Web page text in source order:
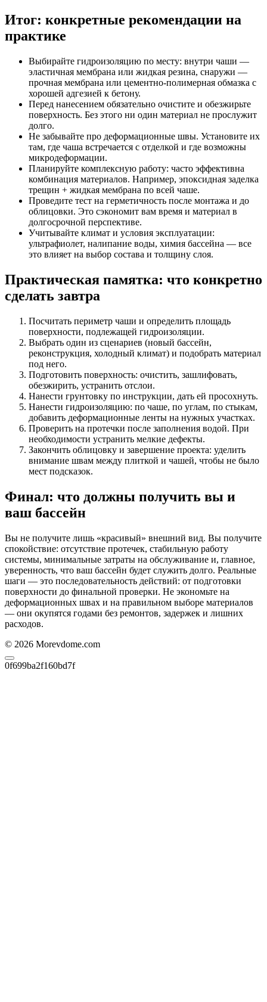
Итог: конкретные рекомендации на
практике
Выбирайте гидроизоляцию по месту: внутри чаши —
эластичная мембрана или жидкая резина, снаружи —
прочная мембрана или цементно-полимерная обмазка с
хорошей адгезией к бетону.
Перед нанесением обязательно очистите и обезжирьте
поверхность. Без этого ни один материал не прослужит
долго.
Не забывайте про деформационные швы. Установите их
там, где чашa встречается с отделкой и где возможны
микродеформации.
Планируйте комплексную работу: часто эффективна
комбинация материалов. Например, эпоксидная заделка
трещин + жидкая мембрана по всей чаше.
Проведите тест на герметичность после монтажа и до
облицовки. Это сэкономит вам время и материал в
долгосрочной перспективе.
Учитывайте климат и условия эксплуатации:
ультрафиолет, налипание воды, химия бассейна — все
это влияет на выбор состава и толщину слоя.
Практическая памятка: что конкретно
сделать завтра
Посчитать периметр чаши и определить площадь
поверхности, подлежащей гидроизоляции.
Выбрать один из сценариев (новый бассейн,
реконструкция, холодный климат) и подобрать материал
под него.
Подготовить поверхность: очистить, зашлифовать,
обезжирить, устранить отслои.
Нанести грунтовку по инструкции, дать ей просохнуть.
Нанести гидроизоляцию: по чаше, по углам, по стыкам,
добавить деформационные ленты на нужных участках.
Проверить на протечки после заполнения водой. При
необходимости устранить мелкие дефекты.
Закончить облицовку и завершение проекта: уделить
внимание швам между плиткой и чашей, чтобы не было
мест подсказок.
Финал: что должны получить вы и
ваш бассейн
Вы не получите лишь «красивый» внешний вид. Вы получите
спокойствие: отсутствие протечек, стабильную работу
системы, минимальные затраты на обслуживание и, главное,
уверенность, что ваш бассейн будет служить долго. Реальные
шаги — это последовательность действий: от подготовки
поверхности до финальной проверки. Не экономьте на
деформационных швах и на правильном выборе материалов
— они окупятся годами без ремонтов, задержек и лишних
расходов.
© 2026 Morevdome.com
0f699ba2f160bd7f